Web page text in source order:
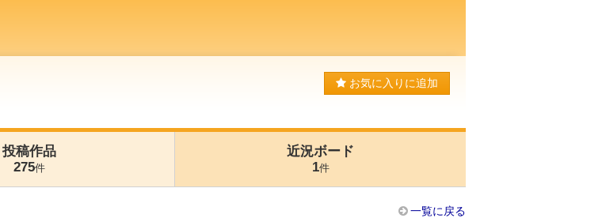
お気に入りに追加
投稿作品
275件
近況ボード
1件
一覧に戻る